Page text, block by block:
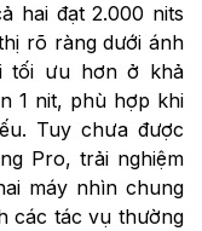
hai đạt 2.000 nits
rõ ràng dưới ánh
tối ưu hơn ở khả
1 nit, phù hợp khi
Tuy chưa được
Pro, trải nghiệm
máy nhìn chung
các tác vụ thường